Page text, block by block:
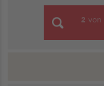
2 von